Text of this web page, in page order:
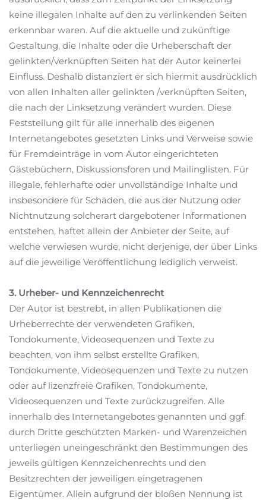
keine illegalen Inhalte auf den zu verlinkenden Seiten
erkennbar waren. Auf die aktuelle und zukünftige
Gestaltung, die Inhalte oder die Urheberschaft der
gelinkten/verknüpften Seiten hat der Autor keinerlei
Einfluss. Deshalb distanziert er sich hiermit ausdrücklich
von allen Inhalten aller gelinkten /verknüpften Seiten,
die nach der Linksetzung verändert wurden. Diese
Feststellung gilt für alle innerhalb des eigenen
Internetangebotes gesetzten Links und Verweise sowie
für Fremdeinträge in vom Autor eingerichteten
Gästebüchern, Diskussionsforen und Mailinglisten. Für
illegale, fehlerhafte oder unvollständige Inhalte und
insbesondere für Schäden, die aus der Nutzung oder
Nichtnutzung solcherart dargebotener Informationen
entstehen, haftet allein der Anbieter der Seite, auf
welche verwiesen wurde, nicht derjenige, der über Links
auf die jeweilige Veröffentlichung lediglich verweist.
3. Urheber- und Kennzeichenrecht
Der Autor ist bestrebt, in allen Publikationen die
Urheberrechte der verwendeten Grafiken,
Tondokumente, Videosequenzen und Texte zu
beachten, von ihm selbst erstellte Grafiken,
Tondokumente, Videosequenzen und Texte zu nutzen
oder auf lizenzfreie Grafiken, Tondokumente,
Videosequenzen und Texte zurückzugreifen. Alle
innerhalb des Internetangebotes genannten und ggf.
durch Dritte geschützten Marken- und Warenzeichen
unterliegen uneingeschränkt den Bestimmungen des
jeweils gültigen Kennzeichenrechts und den
Besitzrechten der jeweiligen eingetragenen
Eigentümer. Allein aufgrund der bloßen Nennung ist